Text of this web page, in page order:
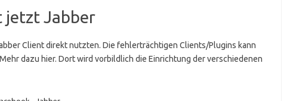
jetzt Jabber
Client direkt nutzten. Die fehlerträchtigen Clients/Plugins kann
dazu hier. Dort wird vorbildlich die Einrichtung der verschiedenen